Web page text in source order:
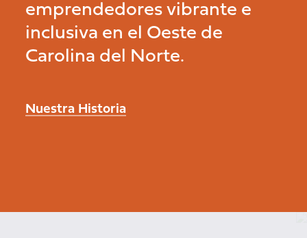
emprendedores vibrante e
inclusiva en el Oeste de
Carolina del Norte.
Nuestra Historia